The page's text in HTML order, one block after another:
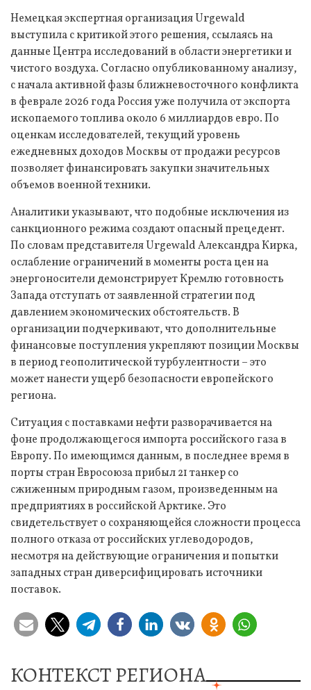
Немецкая экспертная организация Urgewald
выступила с критикой этого решения, ссылаясь на
данные Центра исследований в области энергетики и
чистого воздуха. Согласно опубликованному анализу,
с начала активной фазы ближневосточного конфликта
в феврале 2026 года Россия уже получила от экспорта
ископаемого топлива около 6 миллиардов евро. По
оценкам исследователей, текущий уровень
ежедневных доходов Москвы от продажи ресурсов
позволяет финансировать закупки значительных
объемов военной техники.
Аналитики указывают, что подобные исключения из
санкционного режима создают опасный прецедент.
По словам представителя Urgewald Александра Кирка,
ослабление ограничений в моменты роста цен на
энергоносители демонстрирует Кремлю готовность
Запада отступать от заявленной стратегии под
давлением экономических обстоятельств. В
организации подчеркивают, что дополнительные
финансовые поступления укрепляют позиции Москвы
в период геополитической турбулентности – это
может нанести ущерб безопасности европейского
региона.
Ситуация с поставками нефти разворачивается на
фоне продолжающегося импорта российского газа в
Европу. По имеющимся данным, в последнее время в
порты стран Евросоюза прибыл 21 танкер со
сжиженным природным газом, произведенным на
предприятиях в российской Арктике. Это
свидетельствует о сохраняющейся сложности процесса
полного отказа от российских углеводородов,
несмотря на действующие ограничения и попытки
западных стран диверсифицировать источники
поставок.
КОНТЕКСТ РЕГИОНА